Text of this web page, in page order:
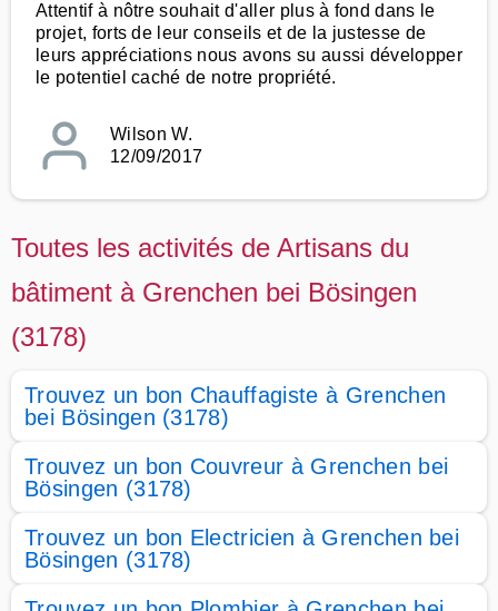
Attentif à nôtre souhait d'aller plus à fond dans le
projet, forts de leur conseils et de la justesse de
leurs appréciations nous avons su aussi développer
le potentiel caché de notre propriété.
Wilson W.
12/09/2017
Toutes les activités de Artisans du
bâtiment à Grenchen bei Bösingen
(3178)
Trouvez un bon Chauffagiste à Grenchen
bei Bösingen (3178)
Trouvez un bon Couvreur à Grenchen bei
Bösingen (3178)
Trouvez un bon Electricien à Grenchen bei
Bösingen (3178)